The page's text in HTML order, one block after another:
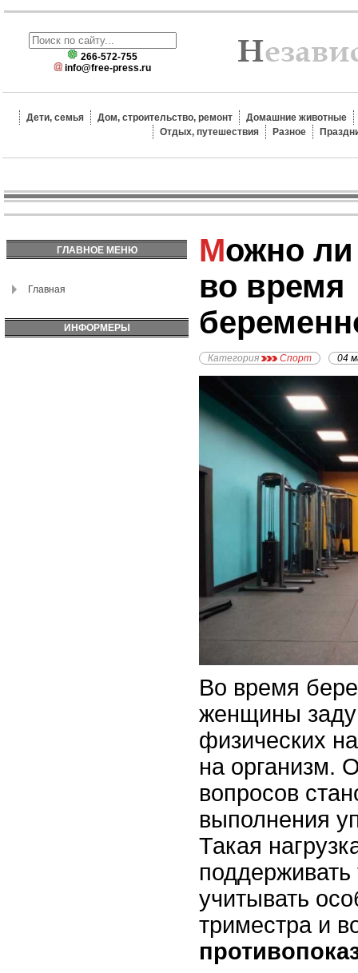
266-572-755
info@free-press.ru
Дети, семья Дом, строительство, ремонт
Домашние животные
Отдых, путешествия
Разное
ГЛАВНОЕ МЕНЮ
Главная
ИНФОРМЕРЫ
Можно ли качать пресс
во время
Категория Спорт 04
Во время
женщины
физических
на организм.
вопросов
выполнения
Такая
учитывать
триместра и